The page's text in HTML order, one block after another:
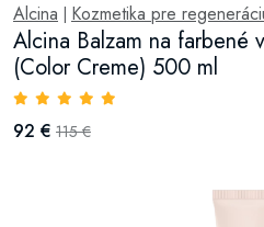
Alcina Kozmetika pre
Alcina Balzam na farbené
(Color Creme) 500 ml
92 € 115 €